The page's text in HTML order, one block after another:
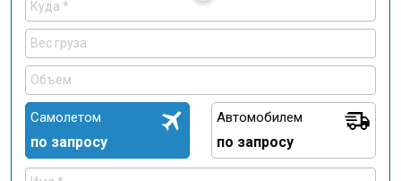
Самолетом
по запросу
Автомобилем
по запросу